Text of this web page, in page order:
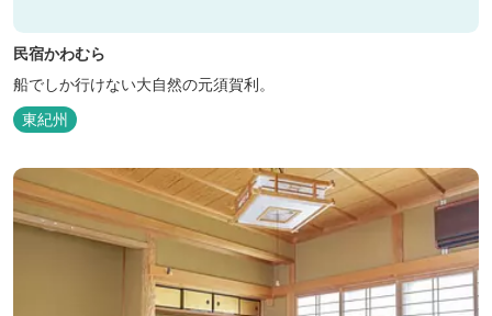
民宿かわむら
船でしか行けない大自然の元須賀利。
東紀州